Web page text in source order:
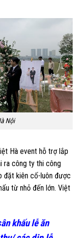
Nội
Hà event hỗ trợ lắp
ra công ty thi công
đặt kiên cố-luôn được
từ nhỏ đến lớn. Việt
khấu lễ ăn